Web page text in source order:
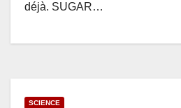
déjà. SUGAR…
SCIENCE